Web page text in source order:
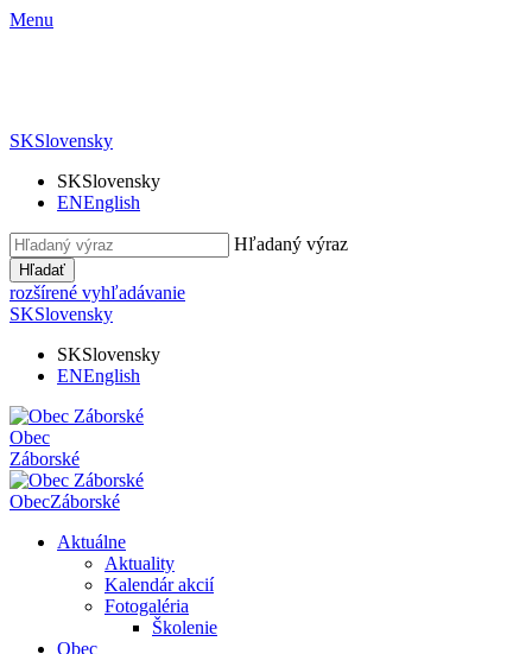
Menu
SKSlovensky
SKSlovensky
ENEnglish
Hľadaný výraz
Hľadať
rozšírené vyhľadávanie
SKSlovensky
SKSlovensky
ENEnglish
Obec
Záborské
ObecZáborské
Aktuálne
Aktuality
Kalendár akcií
Fotogaléria
Školenie
Obec